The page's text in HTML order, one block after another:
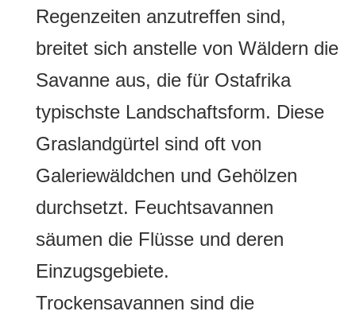
Regenzeiten anzutreffen sind,
breitet sich anstelle von Wäldern die
Savanne aus, die für Ostafrika
typischste Landschaftsform. Diese
Graslandgürtel sind oft von
Galeriewäldchen und Gehölzen
durchsetzt. Feuchtsavannen
säumen die Flüsse und deren
Einzugsgebiete.
Trockensavannen sind die